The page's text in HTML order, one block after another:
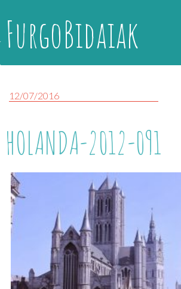
FurgoBidaiak
12/07/2016
HOLANDA-2012-091